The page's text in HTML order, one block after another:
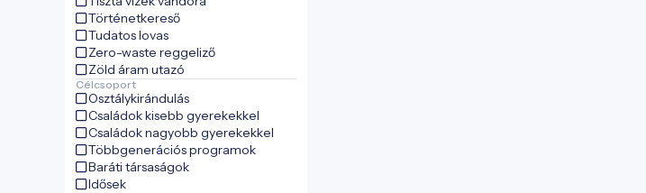
Történetkereső
Tudatos lovas
Zero-waste reggeliző
Zöld áram utazó
Célcsoport
Osztálykirándulás
Családok kisebb gyerekekkel
Családok nagyobb gyerekekkel
Többgenerációs programok
Baráti társaságok
Idősek